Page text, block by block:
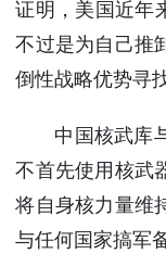
证明，美国近年
不过是为自己推
倒性战略优势寻
中国核武库
不首先使用核武
将自身核力量维
与任何国家搞军